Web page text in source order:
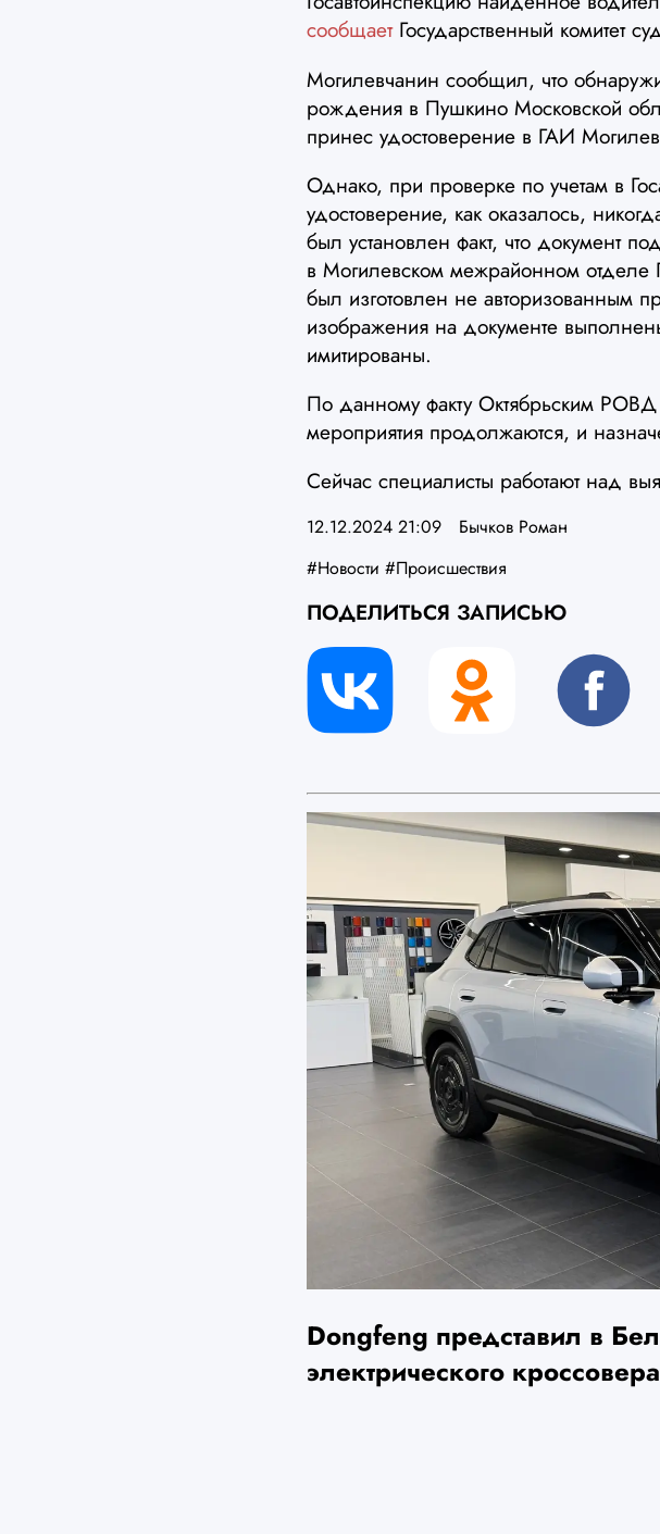
сообщаетГосударственный комитет
Могилевчанин сообщил, что
рождения в Пушкино Московской
принес удостоверение в ГАИ
Однако, при проверке по учетам в
удостоверение, как оказалось,
был установлен факт, что документ
в Могилевском межрайонном отделе
был изготовлен не авторизованным
изображения на документе
имитированы.
По данному факту Октябрьским
мероприятия продолжаются, и
Сейчас специалисты работают над
12.12.2024 21:09
Бычков Роман
#Новости #Происшествия
ПОДЕЛИТЬСЯ ЗАПИСЬЮ
Dongfeng представил в
электрического